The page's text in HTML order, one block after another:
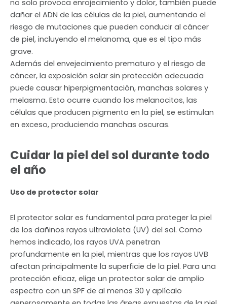
no solo provoca enrojecimiento y dolor, también puede
dañar el ADN de las células de la piel, aumentando el
riesgo de mutaciones que pueden conducir al cáncer
de piel, incluyendo el melanoma, que es el tipo más
grave.
Además del envejecimiento prematuro y el riesgo de
cáncer, la exposición solar sin protección adecuada
puede causar hiperpigmentación, manchas solares y
melasma. Esto ocurre cuando los melanocitos, las
células que producen pigmento en la piel, se estimulan
en exceso, produciendo manchas oscuras.
Cuidar la piel del sol durante todo
el año
Uso de protector solar
El protector solar es fundamental para proteger la piel
de los dañinos rayos ultravioleta (UV) del sol. Como
hemos indicado, los rayos UVA penetran
profundamente en la piel, mientras que los rayos UVB
afectan principalmente la superficie de la piel. Para una
protección eficaz, elige un protector solar de amplio
espectro con un SPF de al menos 30 y aplícalo